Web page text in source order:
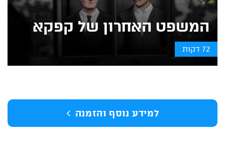
המשפט האחרון של קפקא
72 דקות
למידע נוסף והזמנה